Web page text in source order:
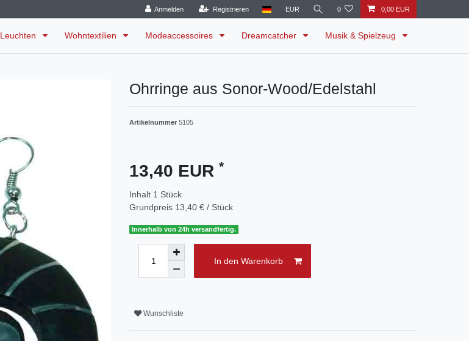
Anmelden Registrieren EUR 0 0,00 EUR
Leuchten Wohntextilien Modeaccessoires Dreamcatcher Musik & Spielzeug
Ohrringe aus Sonor-Wood/Edelstahl
Artikelnummer 5105
13,40 EUR *
Inhalt 1 Stück
Grundpreis 13,40 € / Stück
Innerhalb von 24h versandfertig.
In den Warenkorb
Wunschliste